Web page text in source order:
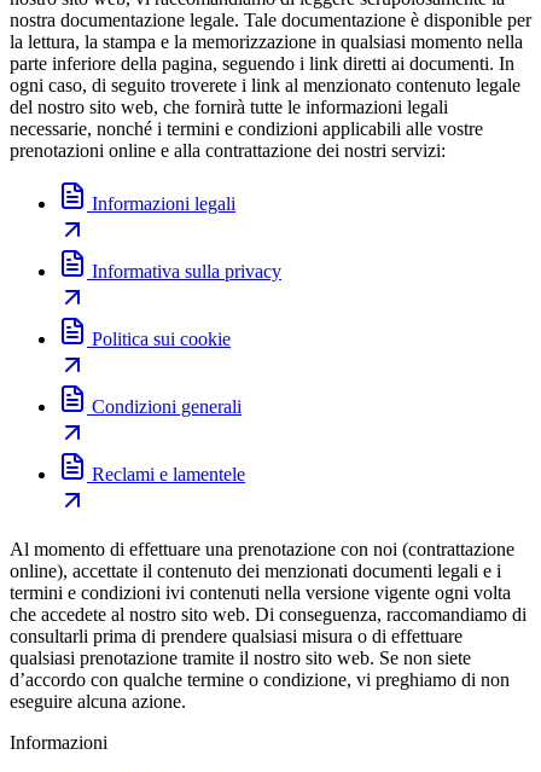
nostra documentazione legale. Tale documentazione è disponible per
la lettura, la stampa e la memorizzazione in qualsiasi momento nella
parte inferiore della pagina, seguendo i link diretti ai documenti. In
ogni caso, di seguito troverete i link al menzionato contenuto legale
del nostro sito web, che fornirà tutte le informazioni legali
necessarie, nonché i termini e condizioni applicabili alle vostre
prenotazioni online e alla contrattazione dei nostri servizi:
Informazioni legali
Informativa sulla privacy
Politica sui cookie
Condizioni generali
Reclami e lamentele
Al momento di effettuare una prenotazione con noi (contrattazione
online), accettate il contenuto dei menzionati documenti legali e i
termini e condizioni ivi contenuti nella versione vigente ogni volta
che accedete al nostro sito web. Di conseguenza, raccomandiamo di
consultarli prima di prendere qualsiasi misura o di effettuare
qualsiasi prenotazione tramite il nostro sito web. Se non siete
d’accordo con qualche termine o condizione, vi preghiamo di non
eseguire alcuna azione.
Informazioni